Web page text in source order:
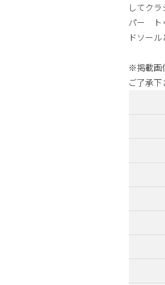
してク
パー ト
ドソー
※掲載画
ご了承下